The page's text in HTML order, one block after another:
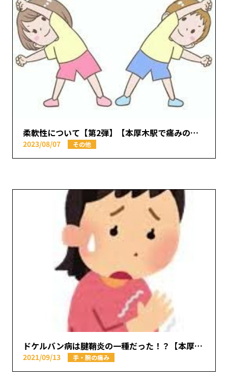
柔軟性について【第2弾】【本厚木駅で痛みの原因を取り除く あかつき整骨院】
2023/08/07 その他
ドケルバン病は腱鞘炎の一種だった！？【本厚木駅で痛みの原因を取り除く あかつき整骨院】
2021/09/13 手・腕の痛み